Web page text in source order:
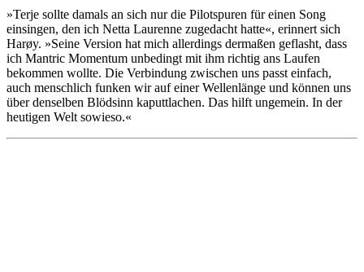
»Terje sollte damals an sich nur die Pilotspuren für einen Song
einsingen, den ich Netta Laurenne zugedacht hatte«, erinnert sich
Harøy. »Seine Version hat mich allerdings dermaßen geflasht, dass
ich Mantric Momentum unbedingt mit ihm richtig ans Laufen
bekommen wollte. Die Verbindung zwischen uns passt einfach,
auch menschlich funken wir auf einer Wellenlänge und können uns
über denselben Blödsinn kaputtlachen. Das hilft ungemein. In der
heutigen Welt sowieso.«